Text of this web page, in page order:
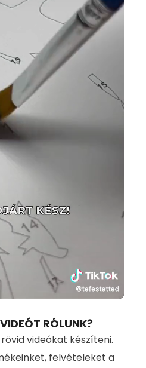
Loaded
100.00%
RÓLUNK?
videókat készíteni.
felvételeket a